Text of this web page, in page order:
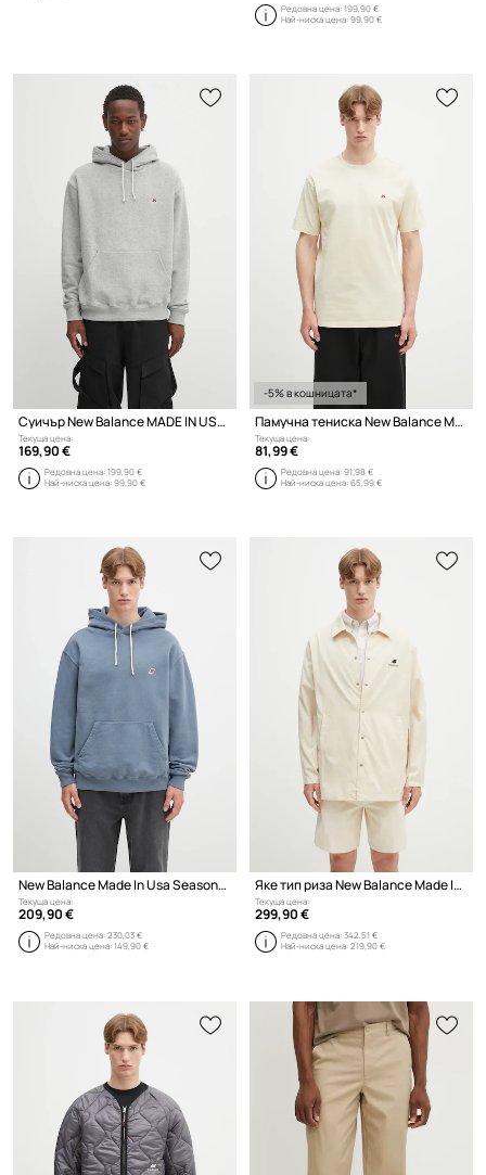
Редовна цена:199,90 €
Най-ниска цена:99,90 €
Суичър New Balance MADE IN USA CORE HOODIE
Текуща цена:
169,90 €
Редовна цена:199,90 €
Най-ниска цена:99,90 €
-5% в кошницата*
Памучна тениска New Balance Made In Usa Core T-Shirt SD
Текуща цена:
81,99 €
Редовна цена:91,98 €
Най-ниска цена:65,99 €
New Balance Made In Usa Seasonal Core Hoo DTY суичър с качулка от памук с еластан мъжки
Текуща цена:
209,90 €
Редовна цена:230,03 €
Най-ниска цена:149,90 €
Яке тип риза New Balance Made In Usa Seasonal Woven
Текуща цена:
299,90 €
Редовна цена:342,51 €
Най-ниска цена:219,90 €